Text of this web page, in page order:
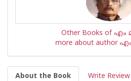
Other Books of
more about author
About the Book Write Review